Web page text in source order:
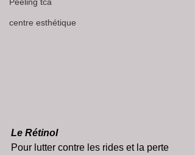
centre esthétique
Le Rétinol
Pour lutter contre les rides et la perte